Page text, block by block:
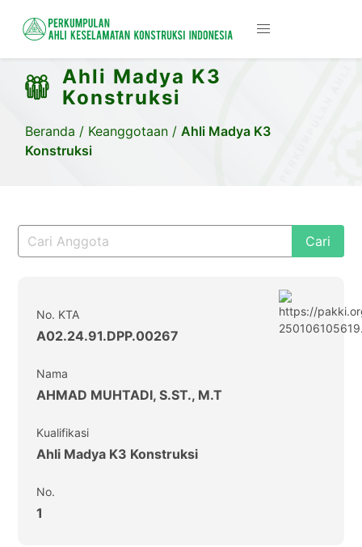
Ahli Madya K3
Konstruksi
Beranda / Keanggotaan / Ahli Madya K3
Konstruksi
Cari
No. KTA
A02.24.91.DPP.00267
Nama
AHMAD MUHTADI, S.ST., M.T
Kualifikasi
Ahli Madya K3 Konstruksi
No.
1